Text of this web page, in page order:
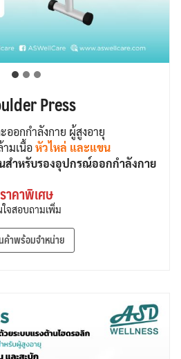
Press
ออกกำลังกาย ผู้สูงอายุ
มเนื้อหัวไหล่ และแขน
สำหรับรองอุปกรณ์ออกกำลังกาย
ราคาพิเศษ
จสอบถามเพิ่ม
าพร้อมจำหน่าย